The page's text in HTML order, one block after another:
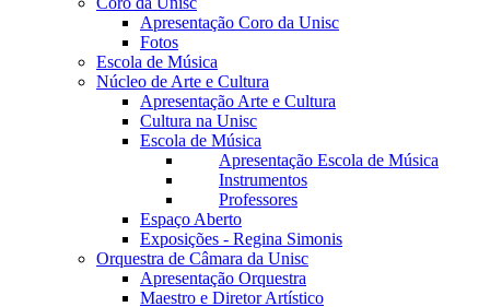
Apresentação Coro da Unisc
Fotos
Escola de Música
Núcleo de Arte e Cultura
Apresentação Arte e Cultura
Cultura na Unisc
Escola de Música
Apresentação Escola de Música
Instrumentos
Professores
Espaço Aberto
Exposições - Regina Simonis
Orquestra de Câmara da Unisc
Apresentação Orquestra
Maestro e Diretor Artístico